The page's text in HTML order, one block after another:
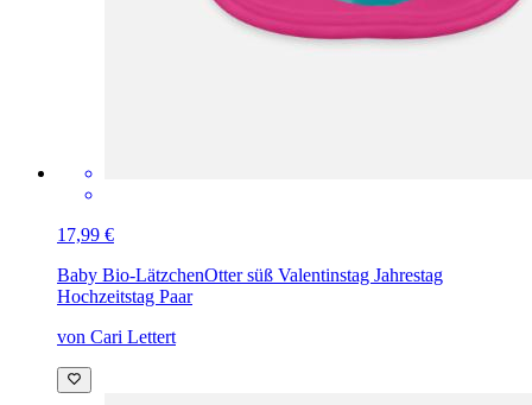
17,99 €
Baby Bio-LätzchenOtter süß Valentinstag Jahrestag
Hochzeitstag Paar
von Cari Lettert